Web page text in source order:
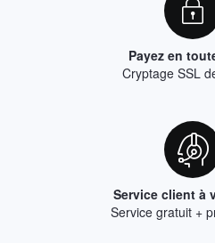
Payez en
Cryptage SSL
Service client à
Service gratuit +